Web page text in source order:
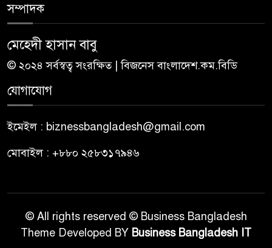
সম্পাদক
মেহেদী হাসান বাবু
© ২০২৪ সর্বস্বত্ব সংরক্ষিত | বিজনেস বাংলাদেশ.কম.বিডি
যোগাযোগ
ইমেইল : biznessbangladesh@gmail.com
মোবাইল : +৮৮০ ২৫৮৩১৭৯৪৬
© All rights reserved © Business Bangladesh
Theme Developed BY Business Bangladesh IT